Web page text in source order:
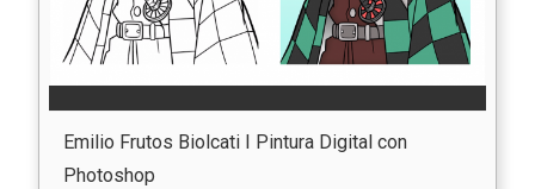
Emilio Frutos Biolcati I Pintura Digital con
Photoshop